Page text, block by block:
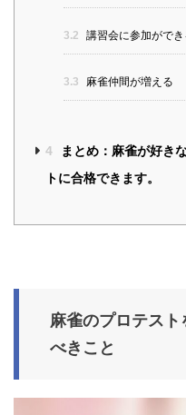
3.2 講習会に参加ができ
3.3 麻雀仲間が増える
4
まとめ：麻雀が好き
トに合格できます。
麻雀のプロテスト
べきこと